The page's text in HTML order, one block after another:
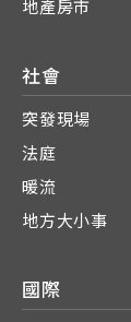
地產房市
社會
突發現場
法庭
暖流
地方大小事
國際